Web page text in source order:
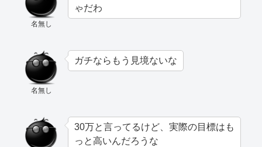
名無し
ゃだわ
名無し
ガチならもう見境ないな
30万と言ってるけど、実際の目標はも
っと高いんだろうな